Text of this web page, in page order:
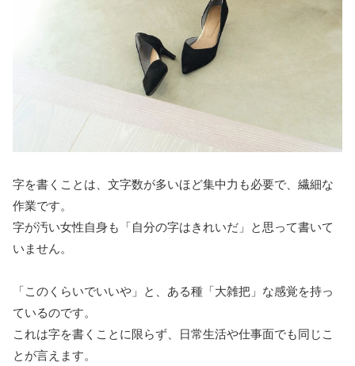
字を書くことは、文字数が多いほど集中力も必要で、繊細な
作業です。
字が汚い女性自身も「自分の字はきれいだ」と思って書いて
いません。
「このくらいでいいや」と、ある種「大雑把」な感覚を持っ
ているのです。
これは字を書くことに限らず、日常生活や仕事面でも同じこ
とが言えます。